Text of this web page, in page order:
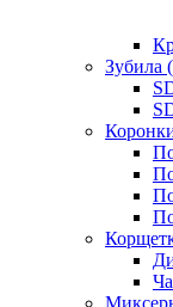
Зубила